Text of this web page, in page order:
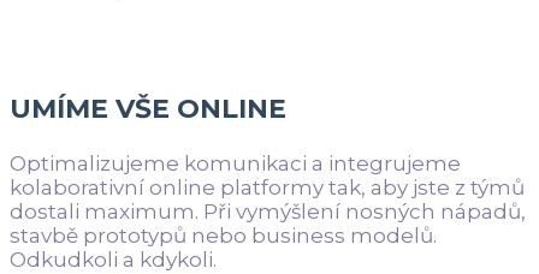
UMÍME VŠE ONLINE
Optimalizujeme komunikaci a integrujeme
kolaborativní online platformy tak, aby jste z týmů
dostali maximum. Při vymýšlení nosných nápadů,
stavbě prototypů nebo business modelů.
Odkudkoli a kdykoli.